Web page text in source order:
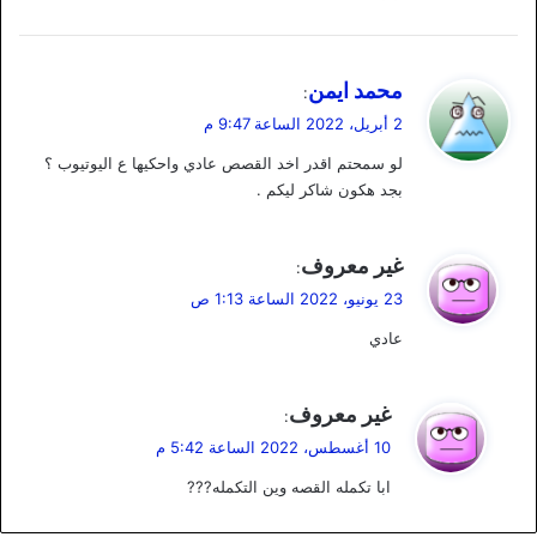
ق
ل
محمد ايمن:
2 أبريل، 2022 الساعة 9:47 م
لو سمحتم اقدر اخد القصص عادي واحكيها ع اليوتيوب ؟
بجد هكون شاكر ليكم .
ي
ق
ل
غير معروف:
23 يونيو، 2022 الساعة 1:13 ص
عادي
ي
ق
ل
غير معروف:
10 أغسطس، 2022 الساعة 5:42 م
ابا تكمله القصه وين التكمله???